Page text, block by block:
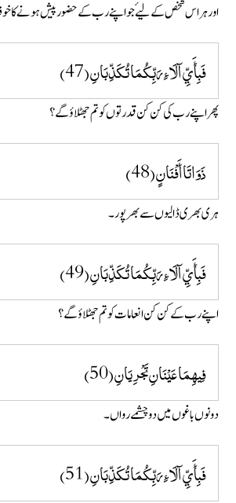
اور ہر اس شخص کے لیۓ جو اپنے رب کے حضور پیش ہونے کا
فَبِأَيِّ آلَاءِ رَبِّكُمَا تُكَذِّبَانِ (47)
پھر اپنے رب کی کن کن قدرتوں کو تم جھٹلاؤ گے؟
ذَوَاتَا أَفْنَانٍ (48)
ہری بھری ڈالیوں سے بھر پور ۔
فَبِأَيِّ آلَاءِ رَبِّكُمَا تُكَذِّبَانِ (49)
اپنے رب کے کن کن انعامات کو تم جھٹلاؤ گے؟
فِيهِمَا عَيْنَانِ تَجْرِيَانِ (50)
دونوں باغوں میں دو چشمے رواں ۔
فَبِأَيِّ آلَاءِ رَبِّكُمَا تُكَذِّبَانِ (51)